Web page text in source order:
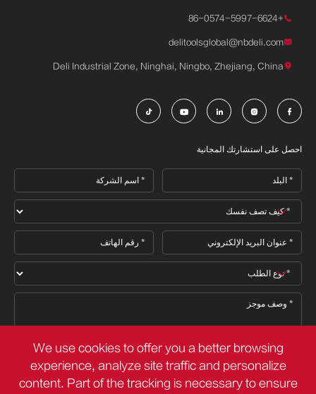

+86-0574-5997-6624

delitoolsglobal@nbdeli.com

Deli Industrial Zone, Ninghai, Ningbo, Zhejiang, China





احصل على استشارتك المجانية
We use cookies to offer you a better browsing
experience, analyze site traffic and personalize
content. Part of the tracking is necessary to ensure